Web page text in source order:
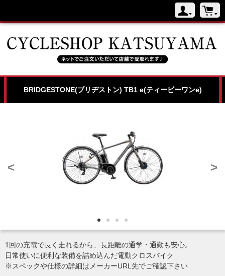
BRIDGESTONE(ブリヂストン) TB1 e(ティービーワンe)
< >
1回の充電で長く走れるから、長距離の通学・通勤も安心。
日常使いに便利な装備を詰め込んだ電動クロスバイク
※スペックや仕様の詳細はメーカーURL先でご確認下さい